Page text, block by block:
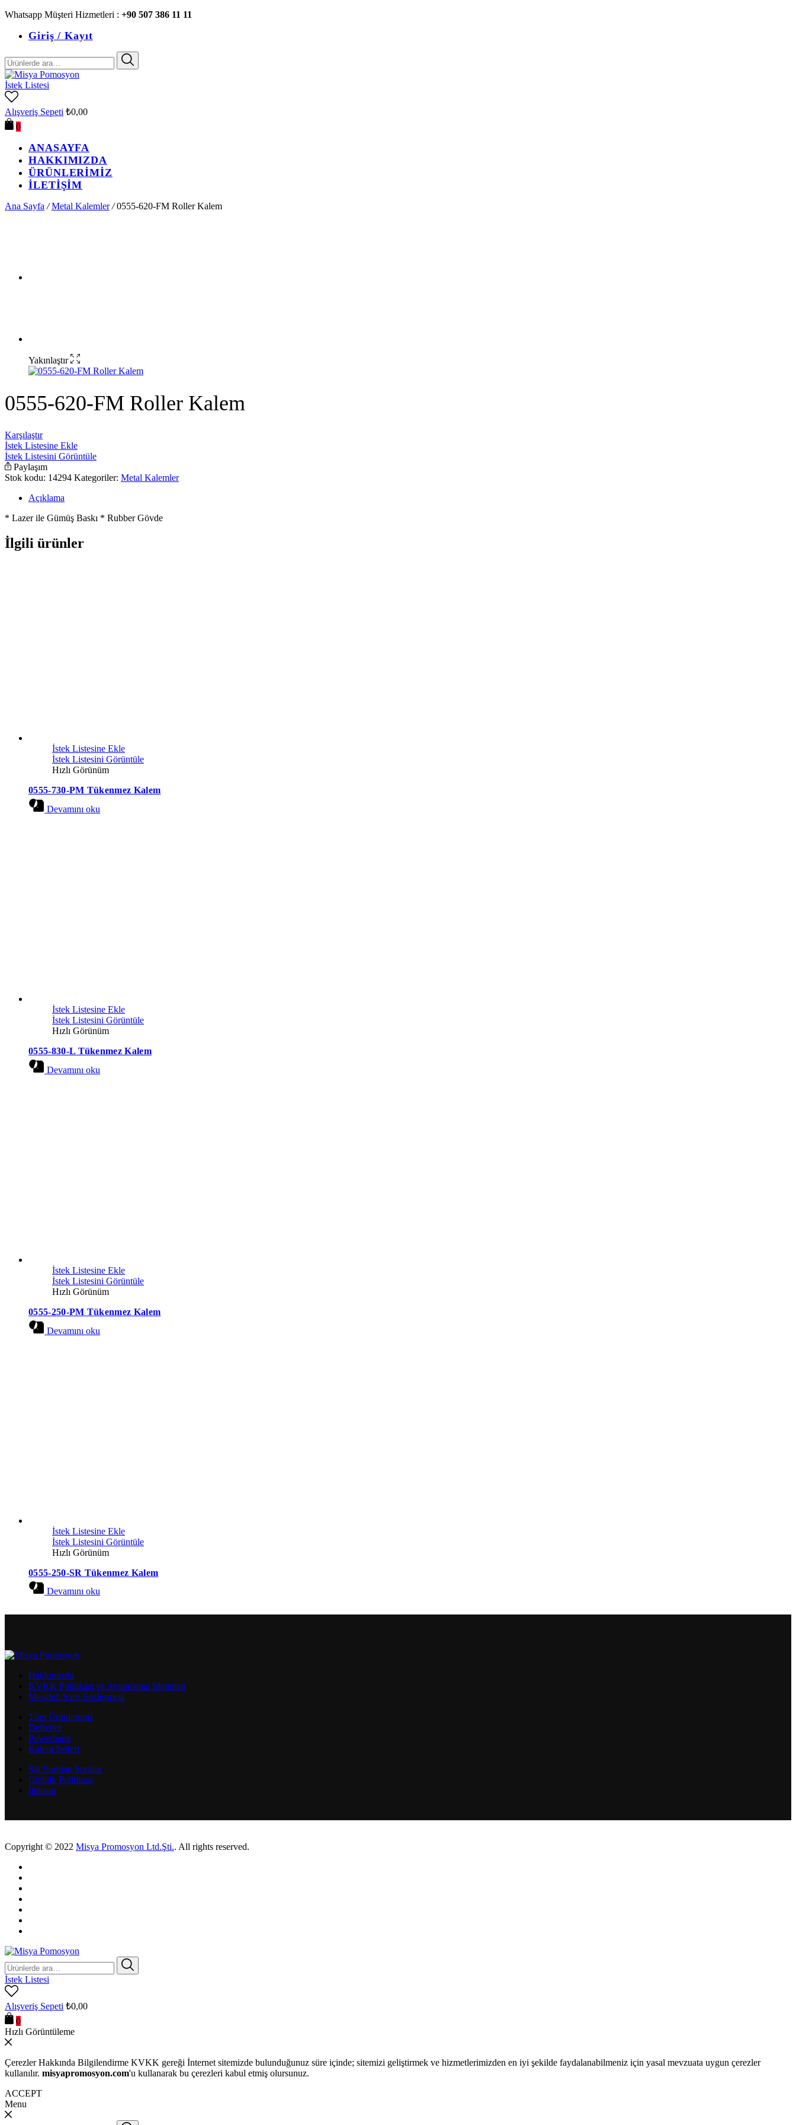
Whatsapp Müşteri Hizmetleri : +90 507 386 11 11
Giriş / Kayıt
Ara:
İstek Listesi
Alışveriş Sepeti ₺0,00
0
ANASAYFA
HAKKIMIZDA
ÜRÜNLERİMİZ
İLETİŞİM
Ana Sayfa / Metal Kalemler /0555-620-FM Roller Kalem
Yakınlaştır
0555-620-FM Roller Kalem
Karşılaştır
İstek Listesine Ekle
İstek Listesini Görüntüle
Paylaşım
Stok kodu: 14294 Kategoriler: Metal Kalemler
Açıklama
* Lazer ile Gümüş Baskı * Rubber Gövde
İlgili ürünler
İstek Listesine Ekle
İstek Listesini Görüntüle
Hızlı Görünüm
0555-730-PM Tükenmez Kalem
Devamını oku
İstek Listesine Ekle
İstek Listesini Görüntüle
Hızlı Görünüm
0555-830-L Tükenmez Kalem
Devamını oku
İstek Listesine Ekle
İstek Listesini Görüntüle
Hızlı Görünüm
0555-250-PM Tükenmez Kalem
Devamını oku
İstek Listesine Ekle
İstek Listesini Görüntüle
Hızlı Görünüm
0555-250-SR Tükenmez Kalem
Devamını oku
Hakkımızda
KVKK Politikası ve Aydınlatma Metinleri
Mesafeli Satış Sözleşmesi
Tüm Ürünlerimiz
Defterler
Powerbank
Kalem Setleri
Sık Sorulan Sorular
Gizlilik Politikası
İletişim
Copyright © 2022 Misya Promosyon Ltd.Şti.. All rights reserved.
Ara:
İstek Listesi
Alışveriş Sepeti ₺0,00
0
Hızlı Görüntüleme
Çerezler Hakkında Bilgilendirme KVKK gereği İnternet sitemizde bulunduğunuz süre içinde; sitemizi geliştirmek ve hizmetlerimizden en iyi şekilde faydalanabilmeniz için yasal mevzuata uygun çerezler
kullanılır. misyapromosyon.com'u kullanarak bu çerezleri kabul etmiş olursunuz.
ACCEPT
Menu